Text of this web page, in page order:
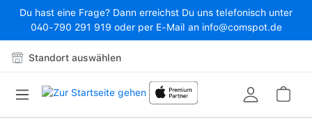
Zum Hauptinhalt springen
Du hast eine Frage? Dann erreichst Du uns telefonisch unter
040-790 291 919 oder per E-Mail an info@comspot.de
Standort auswählen